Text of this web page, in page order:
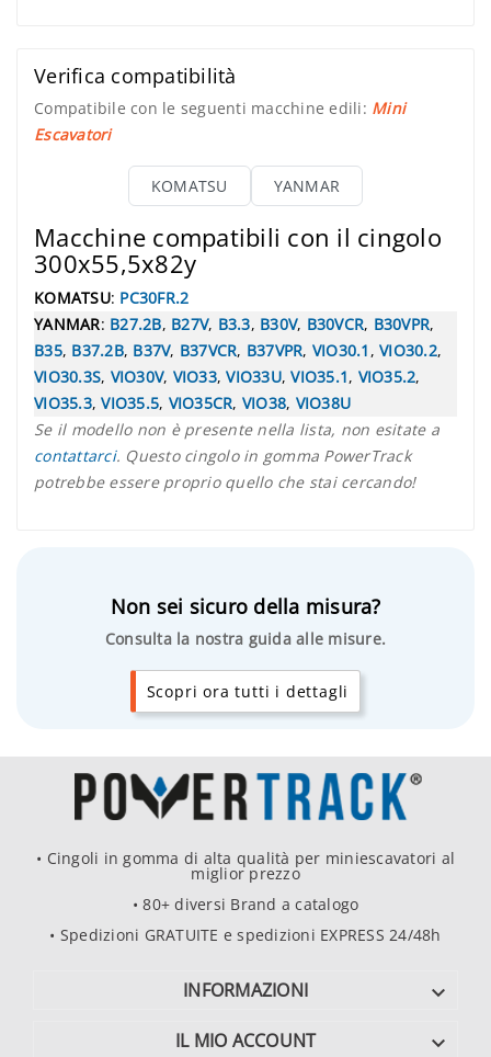
Verifica compatibilità
Compatibile con le seguenti macchine edili: Mini
Escavatori
KOMATSU YANMAR
Macchine compatibili con il cingolo
300x55,5x82y
KOMATSU: PC30FR.2
YANMAR: B27.2B, B27V, B3.3, B30V, B30VCR, B30VPR,
B35, B37.2B, B37V, B37VCR, B37VPR, VIO30.1 , VIO30.2,
VIO30.3S, VIO30V, VIO33,VIO33U,VIO35.1, VIO35.2,
VIO35.3,VIO35.5, VIO35CR, VIO38, VIO38U
Se il modello non è presente nella lista, non esitate a
contattarci. Questo cingolo in gomma PowerTrack
potrebbe essere proprio quello che stai cercando!
Non sei sicuro della misura?
Consulta la nostra guida alle misure.
Scopri ora tutti i dettagli
• Cingoli in gomma di alta qualità per miniescavatori al
miglior prezzo
• 80+ diversi Brand a catalogo
• Spedizioni GRATUITE e spedizioni EXPRESS 24/48h
INFORMAZIONI 
IL MIO ACCOUNT 